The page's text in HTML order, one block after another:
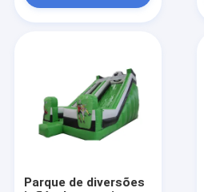
Parque de diversões